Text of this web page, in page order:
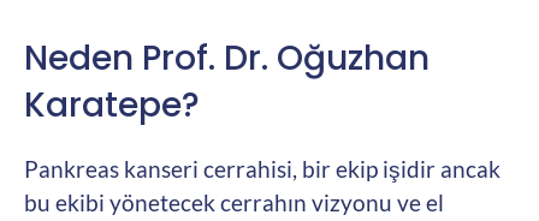
Neden Prof. Dr. Oğuzhan
Karatepe?
Pankreas kanseri cerrahisi, bir ekip işidir ancak
bu ekibi yönetecek cerrahın vizyonu ve el